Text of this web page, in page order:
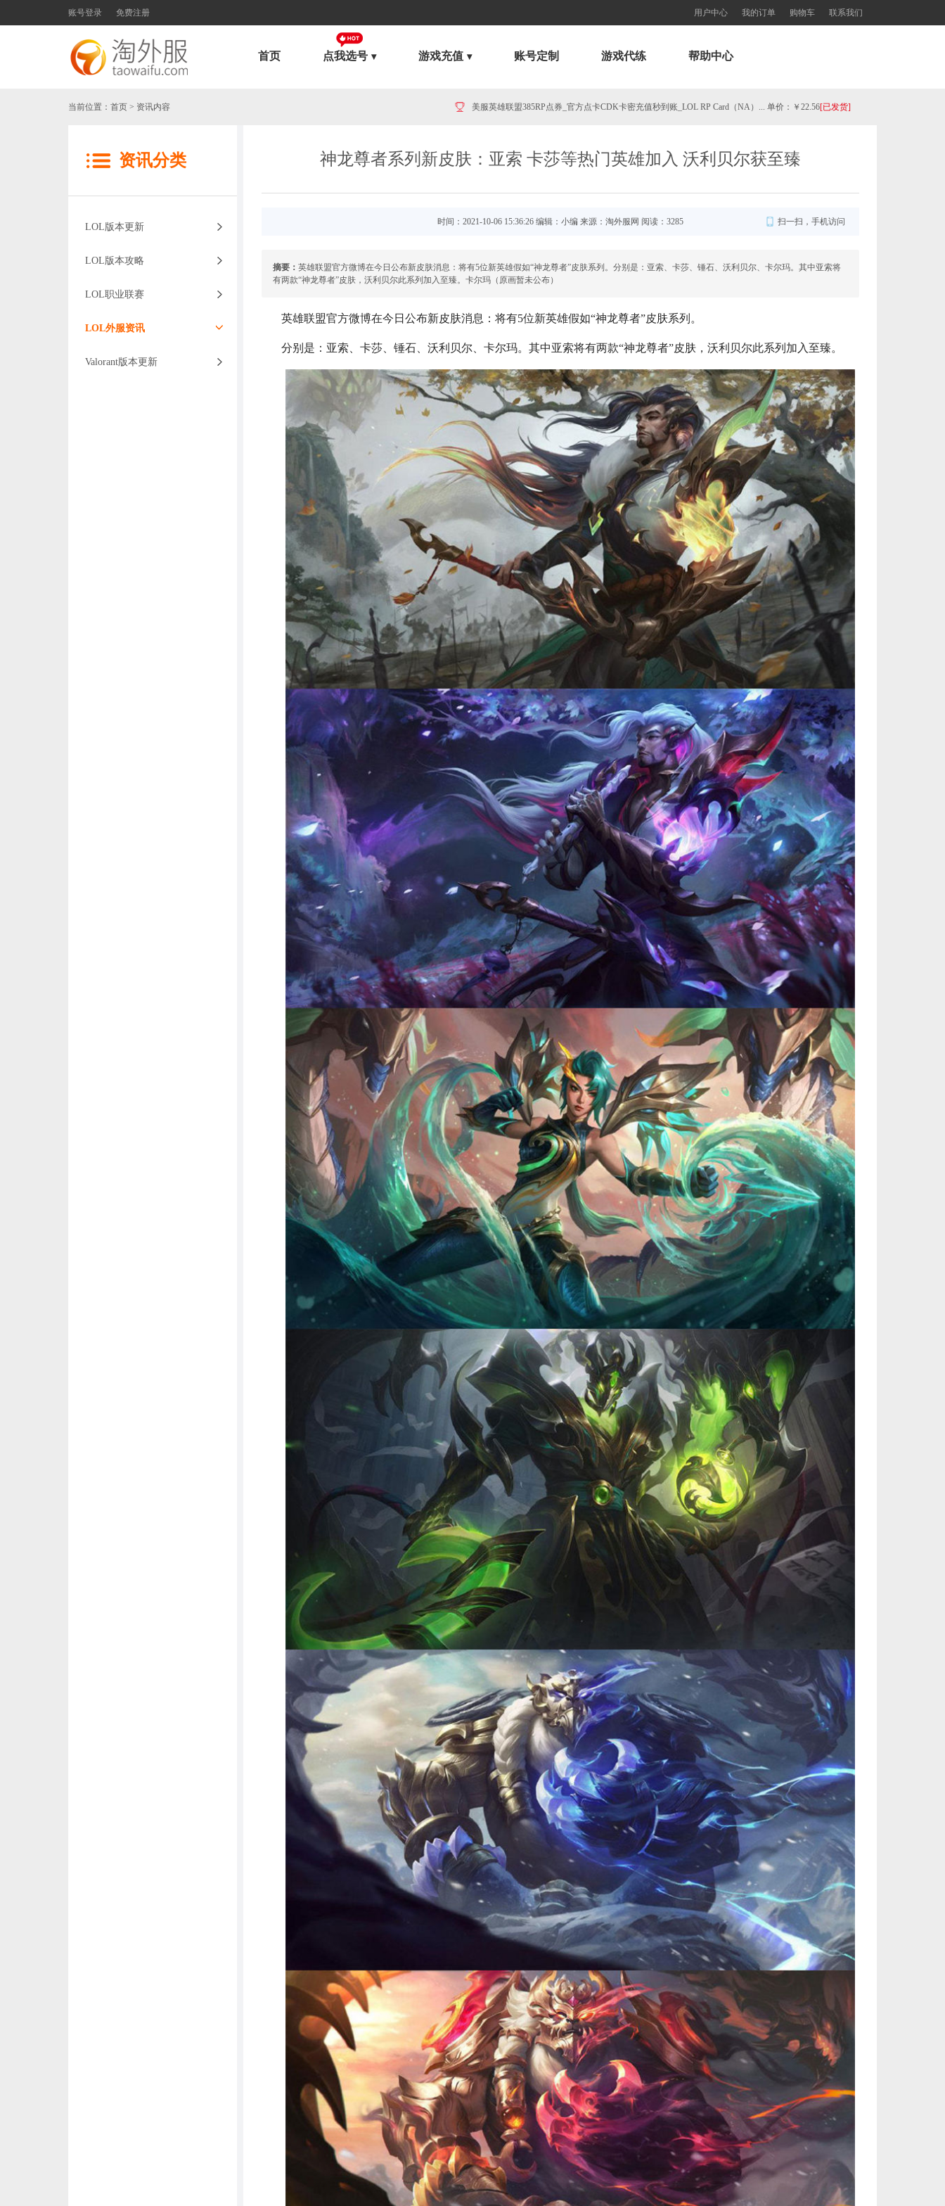
账号登录 免费注册 用户中心 我的订单 购物车 联系我们
首页 点我选号 游戏充值 账号定制 游戏代练 帮助中心
当前位置： 首页 > 资讯内容 美服英雄联盟385RP点券_官方点卡CDK卡密充值秒到账_LOL RP Card（NA）... 单价：￥22.56[已发货]
西欧服（EU West）英雄联盟1680RP点券_官方点卡CDK卡密充值秒到账_LOL RP Card... 单价：￥89.55 [已发货]
【代充】美服瓦罗兰特3650VP点数_需要提供游戏账号密码_安全充值快速到账五分钟内上号充值_Valora... 单价：￥184.07[已发货]
美服英雄联盟1680RP点券_官方点卡CDK卡密充值秒到账_LOL RP Card（NA）... 单价：￥89.55 [已发货]
【老号不封-纯净全新】英雄联盟美服30级以上账号，140000+蓝色精粹（金币），英文登录账号简洁好记、支... 单价：￥149 [已发货]
美服英雄联盟1240RP点券_官方点卡CDK卡密充值秒到账_LOL RP Card（NA）... 单价：￥64.68
西欧服（EU West）英雄联盟385RP点券_官方点卡CDK卡密充值秒到账_LOL RP Card... 单价：￥22.56 [已发货]
[已发货]
美服瓦罗兰特17400VP点数_官方点卡CDK卡密充值秒到账_Valorant Points Card（N... 单价：￥1033.79 [已发货]
美服瓦罗兰特3650VP点数_官方点卡CDK卡密充值秒到账_Valorant Points Card（NA... 单价：￥227.18 [已发货]
美服英雄联盟2975RP点券_官方点卡CDK卡密充值秒到账_LOL RP Card（NA）... 单价：￥157.21[已发货]
美服英雄联盟2105RP点券_官方点卡CDK卡密充值秒到账_LOL RP Card（NA）... 单价：￥111.43[已发货]
资讯分类
LOL版本更新
LOL版本攻略
LOL职业联赛
LOL外服资讯
Valorant版本更新
神龙尊者系列新皮肤：亚索 卡莎等热门英雄加入 沃利贝尔获至臻
时间：2021-10-06 15:36:26 编辑：小编 来源：淘外服网 阅读：3285 扫一扫，手机访问
摘要： 英雄联盟官方微博在今日公布新皮肤消息：将有5位新英雄假如“神龙尊者”皮肤系列。分别是：亚索、卡莎、锤石、沃利贝尔、卡尔玛。其中亚索将
有两款“神龙尊者”皮肤，沃利贝尔此系列加入至臻。卡尔玛（原画暂未公布）
英雄联盟官方微博在今日公布新皮肤消息：将有5位新英雄假如“神龙尊者”皮肤系列。
分别是：亚索、卡莎、锤石、沃利贝尔、卡尔玛。其中亚索将有两款“神龙尊者”皮肤，沃利贝尔此系列加入至臻。